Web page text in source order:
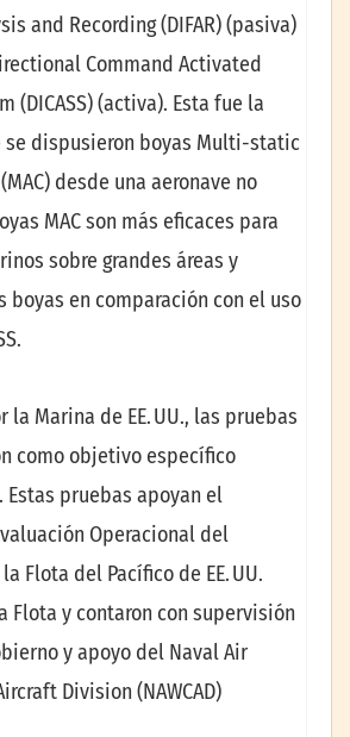
and Recording (DIFAR) (pasiva)
Command Activated
(DICASS) (activa). Esta fue la
se dispusieron boyas Multi-static
desde una aeronave no
MAC son más eficaces para
sobre grandes áreas y
boyas en comparación con el uso
la Marina de EE. UU., las pruebas
como objetivo específico
Estas pruebas apoyan el
Operacional del
Flota del Pacífico de EE. UU.
Flota y contaron con supervisión
y apoyo del Naval Air
Division (NAWCAD)